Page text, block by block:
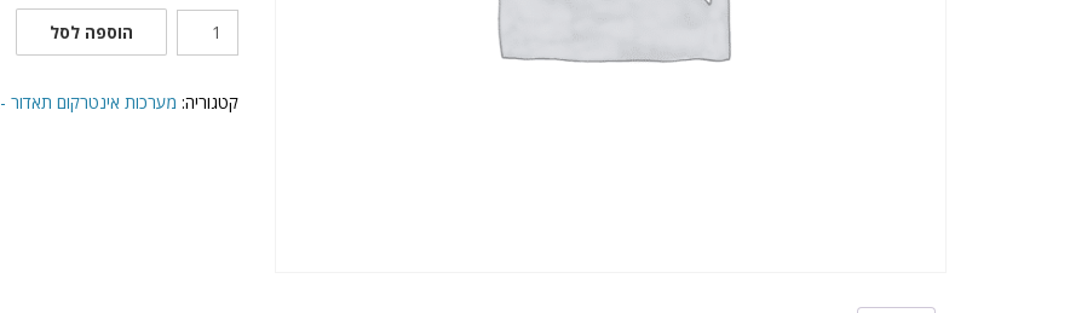
DR-
הוספה לסל
קטגוריה: מערכות אינטרקום תאדור -TADOR